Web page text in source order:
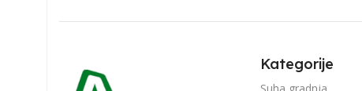
Kategorije